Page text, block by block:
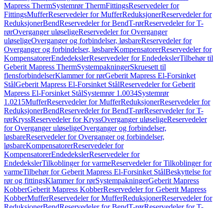
Mapress ThermSystemrør ThermFittingsReservedeler for
FittingsMufferReservedeler for MufferReduksjonerReservedeler for
ReduksjonerBendReservedeler for BendT-rørReservedeler for T-
rørOverganger uløseligeReservedeler for Overganger
uløseligeOverganger og forbindelser, løsbareReservedeler for
Overganger og forbindelser, løsbareKompensatorerReservedeler for
KompensatorerEndedekslerReservedeler for EndedekslerTilbehør til
Geberit Mapress ThermSystempakningerSkruesett til
flensforbindelserKlammer for rørGeberit Mapress El-Forsinket
StålGeberit Mapress El-Forsinket StålReservedeler for Geberit
Mapress El-Forsinket StålSystemrør 1.0034Systemrør
1.0215MufferReservedeler for MufferReduksjonerReservedeler for
ReduksjonerBendReservedeler for BendT-rørReservedeler for T-
rørKryssReservedeler for KryssOverganger uløseligeReservedeler
for Overganger uløseligeOverganger og forbindelser,
løsbareReservedeler for Overganger og forbindelser,
løsbareKompensatorerReservedeler for
KompensatorerEndedekslerReservedeler for
EndedekslerTilkoblinger for varmeReservedeler for Tilkoblinger for
varmeTilbehør for Geberit Mapress El-Forsinket StålBeskyttelse for
rør og fittingsKlammer for rørSystempakningerGeberit Mapress
KobberGeberit Mapress KobberReservedeler for Geberit Mapress
KobberMufferReservedeler for MufferReduksjonerReservedeler for